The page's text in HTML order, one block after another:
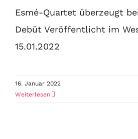
Esmé-Quartet überzeugt
Debüt Veröffentlicht im
15.01.2022
16. Januar 2022
Weiterlesen